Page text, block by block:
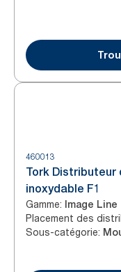
460013
Tork Distributeur
inoxydable F1
Gamme: Image Line
Placement des
Sous-catégorie: